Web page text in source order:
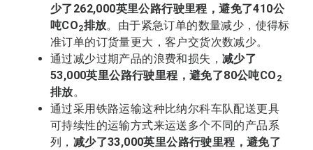
少了262,000英里公路行驶里程，避免了410公
吨CO2排放。由于紧急订单的数量减少，使得标
准订单的订货量更大，客户交货次数减少。
通过减少过期产品的浪费和损失， 减少了
53,000英里公路行驶里程，避免了80公吨CO 2
排放。
通过采用铁路运输这种比纳尔科车队配送更具
可持续性的运输方式来运送多个不同的产品系
列， 减少了33,000英里公路行驶里程，避免了